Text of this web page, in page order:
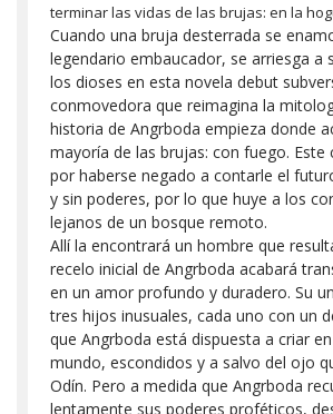
terminar las vidas de las brujas: en la
Cuando una bruja desterrada se
legendario embaucador, se arriesga a
los dioses en esta novela debut
conmovedora que reimagina la
historia de Angrboda empieza donde
mayoría de las brujas: con fuego. Este
por haberse negado a contarle el
y sin poderes, por lo que huye a los
lejanos de un bosque remoto.
Allí la encontrará un hombre que
recelo inicial de Angrboda acabará
en un amor profundo y duradero. Su
tres hijos inusuales, cada uno con un
que Angrboda está dispuesta a criar
mundo, escondidos y a salvo del ojo
Odín. Pero a medida que Angrboda
lentamente sus poderes proféticos,